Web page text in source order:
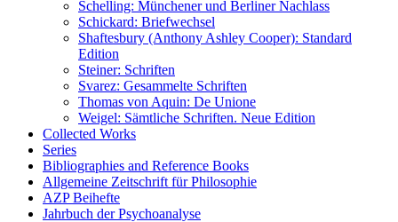
Schelling: Münchener und Berliner Nachlass
Schickard: Briefwechsel
Shaftesbury (Anthony Ashley Cooper): Standard
Edition
Steiner: Schriften
Svarez: Gesammelte Schriften
Thomas von Aquin: De Unione
Weigel: Sämtliche Schriften. Neue Edition
Collected Works
Series
Bibliographies and Reference Books
Allgemeine Zeitschrift für Philosophie
AZP Beihefte
Jahrbuch der Psychoanalyse